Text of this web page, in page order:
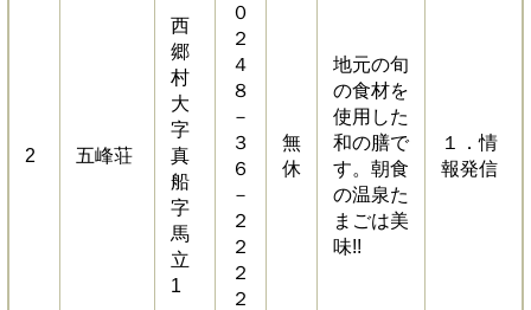
2 五峰荘
西
郷
村
大
字
真
船
字
馬
立
1
０
２
４
８
－
３
６
－
２
２
２
２
無
休
地元の旬
の食材を
使用した
和の膳で
す。朝食
の温泉た
まごは美
味!!
１．情
報発信